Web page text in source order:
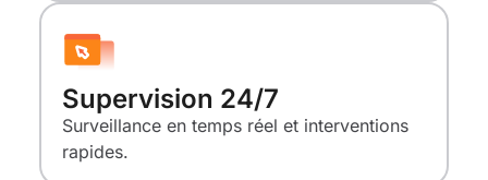
Supervision 24/7
Surveillance en temps réel et interventions
rapides.